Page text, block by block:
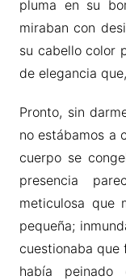
pluma en su
miraban con
su cabello color
de elegancia
Pronto, sin
no estábamos a
cuerpo se
presencia
meticulosa que
pequeña;
cuestionaba que
había peinado